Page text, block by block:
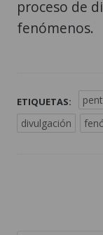
proceso de
fenómenos.
ETIQUETAS:
divulgación